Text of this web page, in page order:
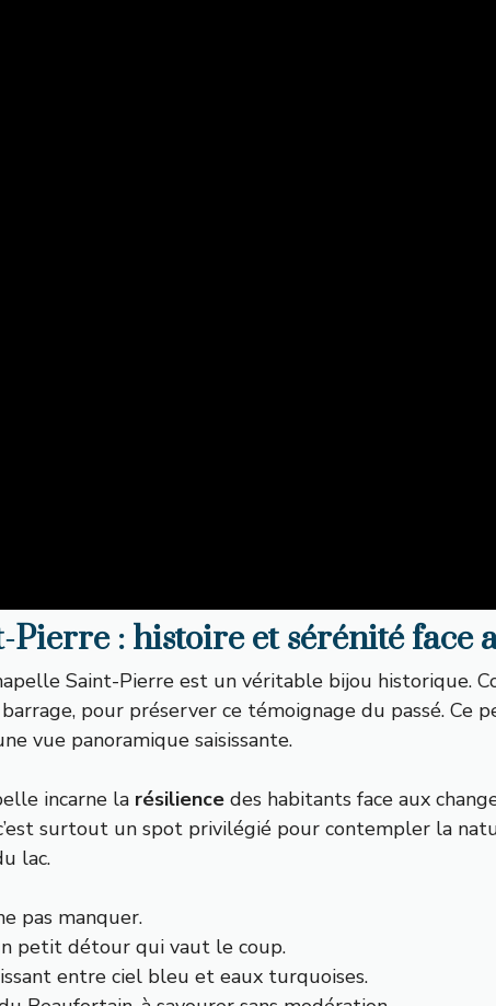
: histoire et sérénité face
Saint-Pierre est un véritable bijou historique.
pour préserver ce témoignage du passé. Ce
vue panoramique saisissante.
incarne la résilience des habitants face aux
surtout un spot privilégié pour contempler la
lac.
pas manquer.
petit détour qui vaut le coup.
entre ciel bleu et eaux turquoises.